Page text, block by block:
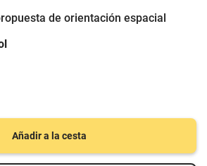
de orientación espacial
Añadir a la cesta